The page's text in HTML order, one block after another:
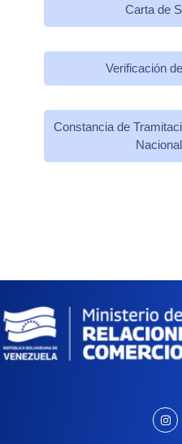
Carta de
Verificación
Constancia de